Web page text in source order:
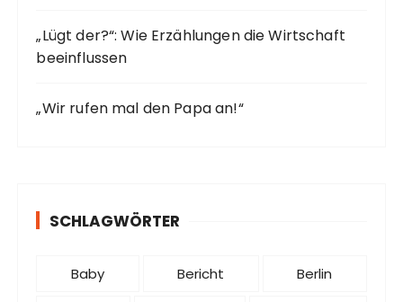
„Lügt der?“: Wie Erzählungen die Wirtschaft
beeinflussen
„Wir rufen mal den Papa an!“
SCHLAGWÖRTER
Baby Bericht Berlin